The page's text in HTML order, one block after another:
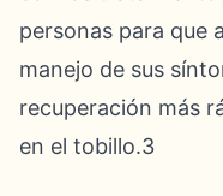
personas para que
manejo de sus
recuperación más
en el tobillo.3